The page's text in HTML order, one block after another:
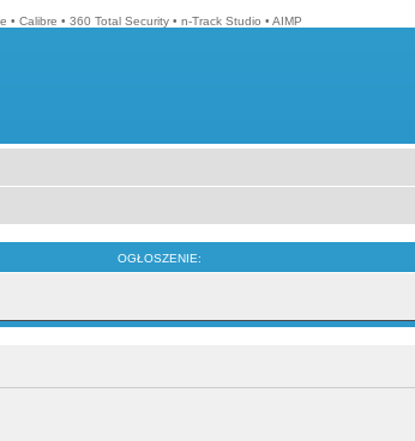
• Calibre • 360 Total Security • n-Track Studio • AIMP
OGŁOSZENIE: